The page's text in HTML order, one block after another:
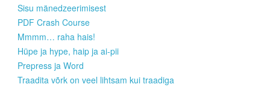
Sisu mänedzeerimisest
PDF Crash Course
Mmmm… raha hais!
Hüpe ja hype, haip ja ai-pii
Prepress ja Word
Traadita võrk on veel lihtsam kui traadiga